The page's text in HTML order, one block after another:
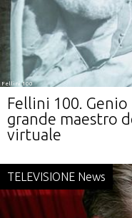
Fellini 100
Fellini 100.
grande maestro
virtuale
TELEVISIONE News